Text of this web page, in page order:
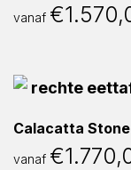
vanaf €
Calacatta
vanaf €